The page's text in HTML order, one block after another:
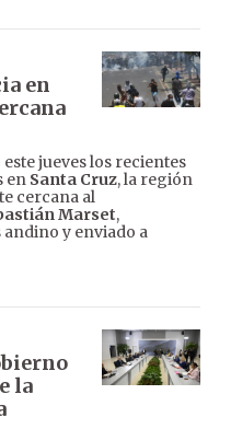
en
jueves los recientes
en Santa Cruz, la región
cercana al
Marset,
y enviado a
la